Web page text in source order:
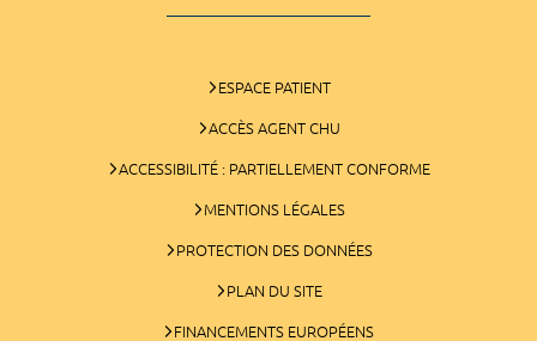
ESPACE PATIENT
ACCÈS AGENT CHU
ACCESSIBILITÉ : PARTIELLEMENT CONFORME
MENTIONS LÉGALES
PROTECTION DES DONNÉES
PLAN DU SITE
FINANCEMENTS EUROPÉENS